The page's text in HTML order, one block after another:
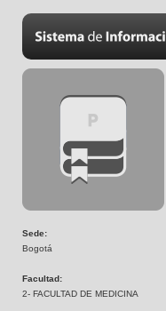
Sede:
Bogotá
Facultad:
2- FACULTAD DE MEDICINA